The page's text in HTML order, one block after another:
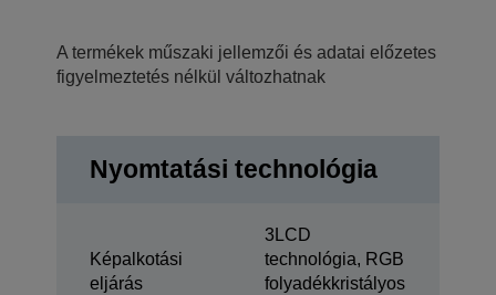
A termékek műszaki jellemzői és adatai előzetes
figyelmeztetés nélkül változhatnak
Nyomtatási technológia
Képalkotási
eljárás
3LCD
technológia, RGB
folyadékkristályos